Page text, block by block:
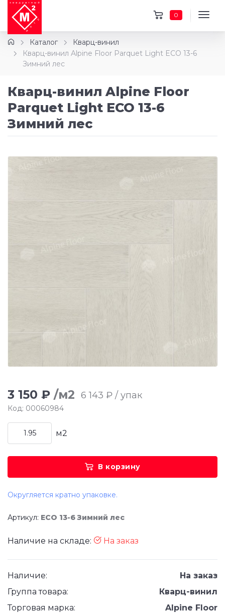
0
Каталог
Кварц-винил
Кварц-винил Alpine Floor Parquet Light ECO 13-6
Зимний лес
Кварц-винил Alpine Floor
Parquet Light ECO 13-6
Зимний лес
3 150 ₽ /м2 6 143 ₽ / упак
Код: 00060984
м2
В корзину
Округляется кратно упаковке.
Артикул: ECO 13-6 Зимний лес
Наличие на складе: На заказ
Наличие:
На заказ
Группа товара:
Кварц-винил
Торговая марка:
Alpine Floor